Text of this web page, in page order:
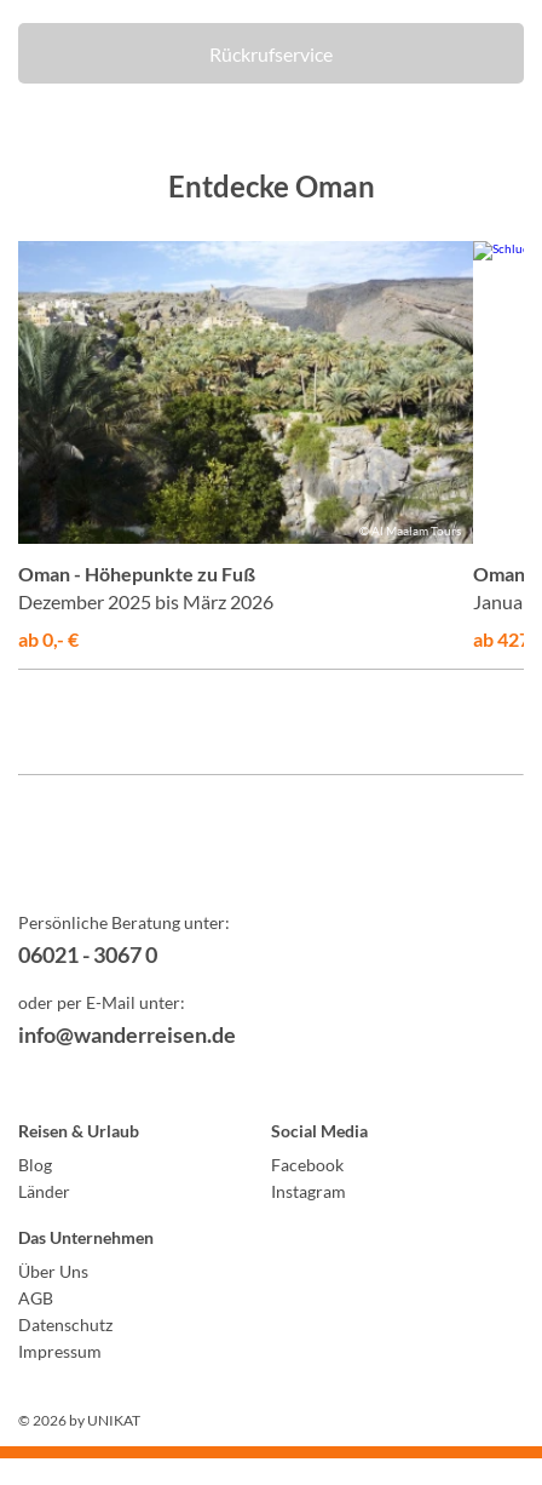
Rückrufservice
Entdecke Oman
© Al Maalam Tours
Oman - Höhepunkte zu Fuß
Dezember 2025 bis März 2026
ab 0,- €
Oman
Januar
ab
Persönliche Beratung unter:
06021 - 3067 0
oder per E-Mail unter:
info@wanderreisen.de
Reisen & Urlaub
Blog
Länder
Social Media
Facebook
Instagram
Das Unternehmen
Über Uns
AGB
Datenschutz
Impressum
© 2026 by UNIKAT